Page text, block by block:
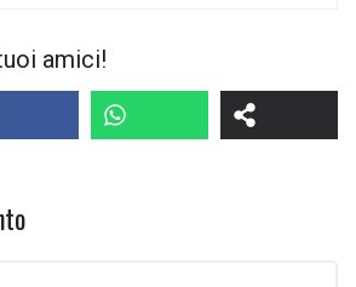
amici!